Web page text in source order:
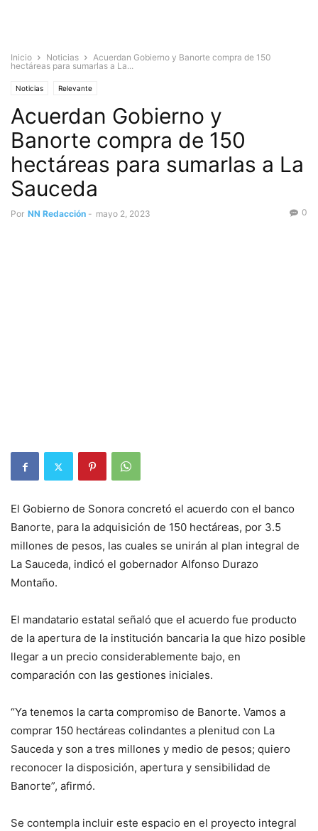
Inicio Noticias
Acuerdan Gobierno y Banorte compra de 150
hectáreas para sumarlas a La...
Noticias Relevante
Acuerdan Gobierno y
Banorte compra de 150
hectáreas para sumarlas a La
Sauceda
Por NN Redacción - mayo 2, 2023 0
El Gobierno de Sonora concretó el acuerdo con el banco
Banorte, para la adquisición de 150 hectáreas, por 3.5
millones de pesos, las cuales se unirán al plan integral de
La Sauceda, indicó el gobernador Alfonso Durazo
Montaño.
El mandatario estatal señaló que el acuerdo fue producto
de la apertura de la institución bancaria la que hizo posible
llegar a un precio considerablemente bajo, en
comparación con las gestiones iniciales.
“Ya tenemos la carta compromiso de Banorte. Vamos a
comprar 150 hectáreas colindantes a plenitud con La
Sauceda y son a tres millones y medio de pesos; quiero
reconocer la disposición, apertura y sensibilidad de
Banorte”, afirmó.
Se contempla incluir este espacio en el proyecto integral